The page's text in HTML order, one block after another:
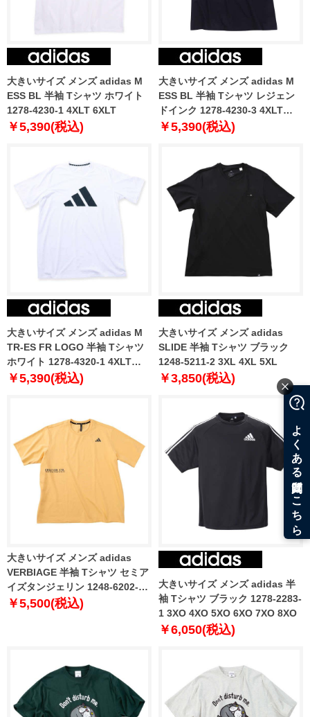
大きいサイズ メンズ adidas M
ESS BL 半袖 Tシャツ ホワイト
1278-4230-1 4XLT 6XLT
￥5,390(税込)
大きいサイズ メンズ adidas M
ESS BL 半袖 Tシャツ レジェン
ドインク 1278-4230-3 4XLT
6XLT
￥5,390(税込)
大きいサイズ メンズ adidas M
TR-ES FR LOGO 半袖 Tシャツ
ホワイト 1278-4320-1 4XLT
5XLT 6XLT
￥5,390(税込)
大きいサイズ メンズ adidas
SLIDE 半袖 Tシャツ ブラック
1248-5211-2 3XL 4XL 5XL
￥3,850(税込)
大きいサイズ メンズ adidas
VERBIAGE 半袖 Tシャツ セミア
イズタンジェリン 1248-6202-5
3XL 4XL 5XL
￥5,500(税込)
大きいサイズ メンズ adidas 半
袖 Tシャツ ブラック 1278-2283-
1 3XO 4XO 5XO 6XO 7XO 8XO
￥6,050(税込)